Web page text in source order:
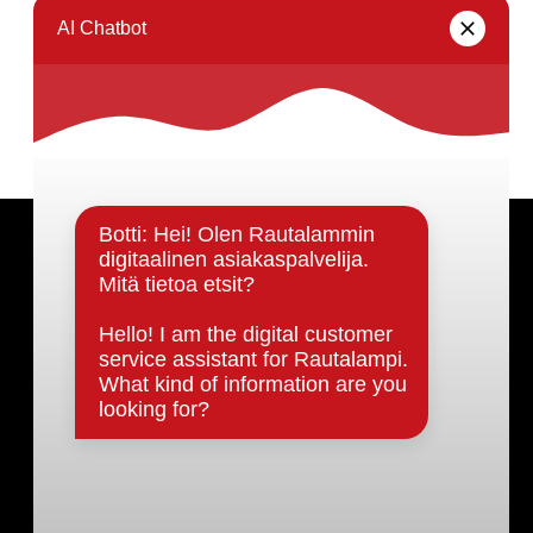
Seuraava sivu →
Päätöksenteko ja lähidemokratia
Päätökset, esityslistat & pöytäkirjat
Hallinto
Kunnanhallitus
Kunnanvaltuusto